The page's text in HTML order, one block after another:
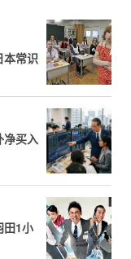
本常识
净买入
田1小